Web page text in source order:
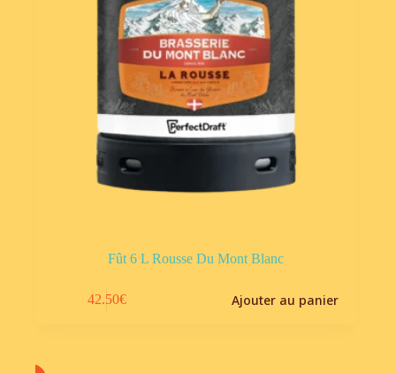
Fût 6 L Rousse Du Mont Blanc
42.50€ Ajouter au panier